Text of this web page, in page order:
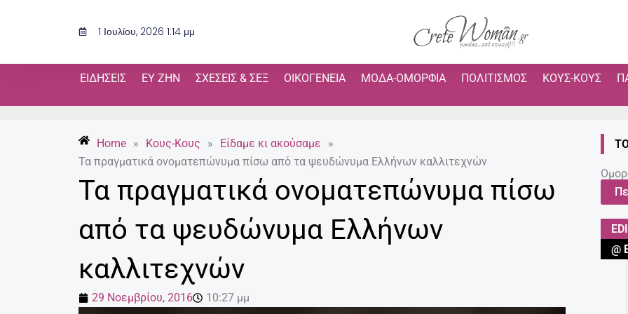
1 Ιουλίου, 2026 1:14 μμ
ΕΙΔΉΣΕΙΣ ΕΥ ΖΗΝ ΣΧΈΣΕΙΣ & ΣΕΞ ΟΙΚΟΓΈΝΕΙΑ ΜΌΔΑ-ΟΜΟΡΦΙΆ ΠΟΛΙΤΙΣΜΌΣ ΚΟΥΣ-ΚΟΥΣ
Home » Κους-Κους » Είδαμε κι ακούσαμε
»
Τα πραγματικά ονοματεπώνυμα πίσω από τα ψευδώνυμα Ελλήνων καλλιτεχνών
Τα πραγματικά ονοματεπώνυμα πίσω
από τα ψευδώνυμα Ελλήνων
καλλιτεχνών
29 Νοεμβρίου, 2016 10:27 μμ
@